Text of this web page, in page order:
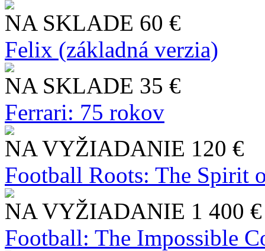
NA SKLADE 60 €
Felix (základná verzia)
NA SKLADE 35 €
Ferrari: 75 rokov
NA VYŽIADANIE 120 €
Football Roots: The Spirit
NA VYŽIADANIE 1 400 €
Football: The Impossible